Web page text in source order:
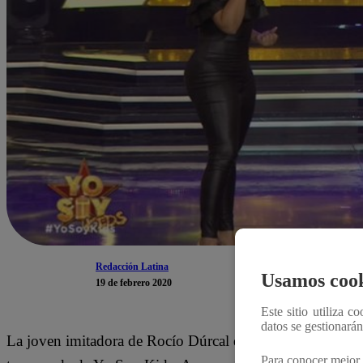
Redacción Latina
19 de febrero 2020
La joven imitadora de Rocío Dúrcal dio lo mejor de sí en
Usamos
Este sitio utiliza
datos se